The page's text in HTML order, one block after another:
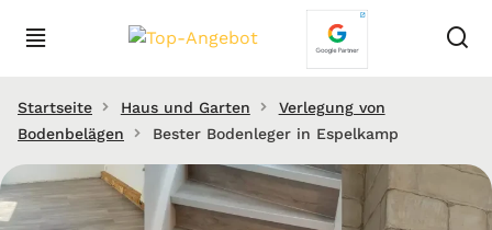
Startseite Haus und Garten
Verlegung von
Bodenbelägen
Bester Bodenleger in Espelkamp